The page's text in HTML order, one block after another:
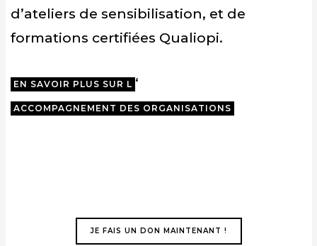
d’ateliers de sensibilisation, et de
formations certifiées Qualiopi.
EN SAVOIR PLUS SUR L ‘
ACCOMPAGNEMENT DES ORGANISATIONS
JE FAIS UN DON MAINTENANT !